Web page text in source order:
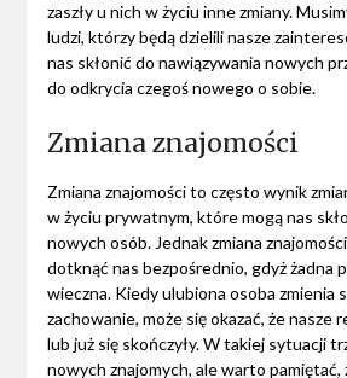
zaszły u nich w życiu inne zmiany.
ludzi, którzy będą dzielili nasze
nas skłonić do nawiązywania nowych
do odkrycia czegoś nowego o sobie.
Zmiana znajomości
Zmiana znajomości to często wynik
w życiu prywatnym, które mogą nas
nowych osób. Jednak zmiana
dotknąć nas bezpośrednio, gdyż żadna
wieczna. Kiedy ulubiona osoba zmienia
zachowanie, może się okazać, że nasze
lub już się skończyły. W takiej sytuacji
nowych znajomych, ale warto pamiętać,